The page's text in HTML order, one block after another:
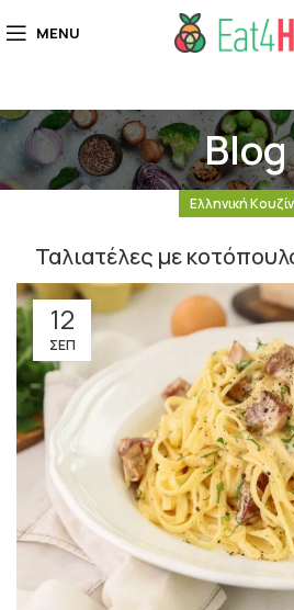
MENU
Blog
Ελληνική
Ταλιατέλες με
12
ΣΕΠ